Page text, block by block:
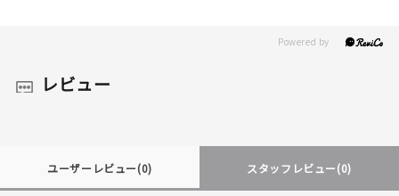
レビュー
ユーザーレビュー(0) スタッフレビュー(0)